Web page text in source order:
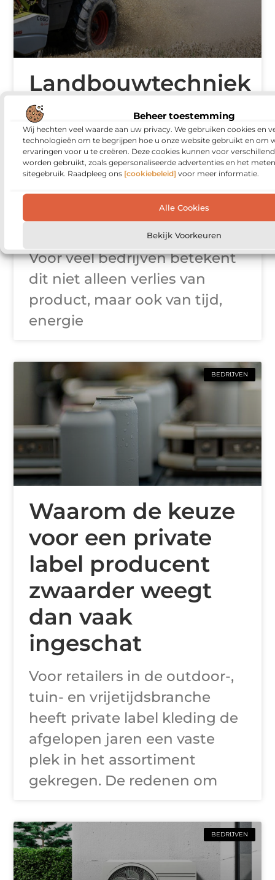
Beheer toestemming
Wij hechten veel waarde aan uw privacy. We gebruiken cookies en
technologieën om te begrijpen hoe u onze website gebruikt en om
ervaringen voor u te creëren. Deze cookies kunnen voor
worden gebruikt, zoals gepersonaliseerde advertenties en het
sitegebruik. Raadpleeg ons [cookiebeleid] voor meer informatie.
Alle Cookies
Bekijk Voorkeuren
Landbouwtechniek
als oplossing
tegen
voedselverspilling
Voedselverspilling vormt een
steeds grotere uitdaging
binnen de agrarische sector.
Voor veel bedrijven betekent
dit niet alleen verlies van
product, maar ook van tijd,
energie
BEDRIJVEN
Waarom de keuze
voor een private
label producent
zwaarder weegt
dan vaak
ingeschat
Voor retailers in de outdoor-,
tuin- en vrijetijdsbranche
heeft private label kleding de
afgelopen jaren een vaste
plek in het assortiment
gekregen. De redenen om
BEDRIJVEN